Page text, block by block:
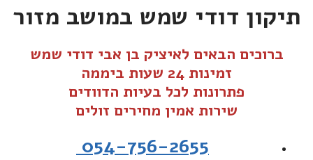
תיקון דודי שמש במושב מזור
ברוכים הבאים לאיציק בן אבי דודי שמש
זמינות 24 שעות ביממה
פתרונות לכל בעיות הדוודים
שירות אמין מחירים זולים
054-756-2655